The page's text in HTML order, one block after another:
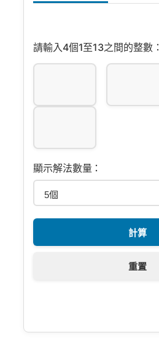
請輸入4個1至13之間的整數：
顯示解法數量：
計算
重置